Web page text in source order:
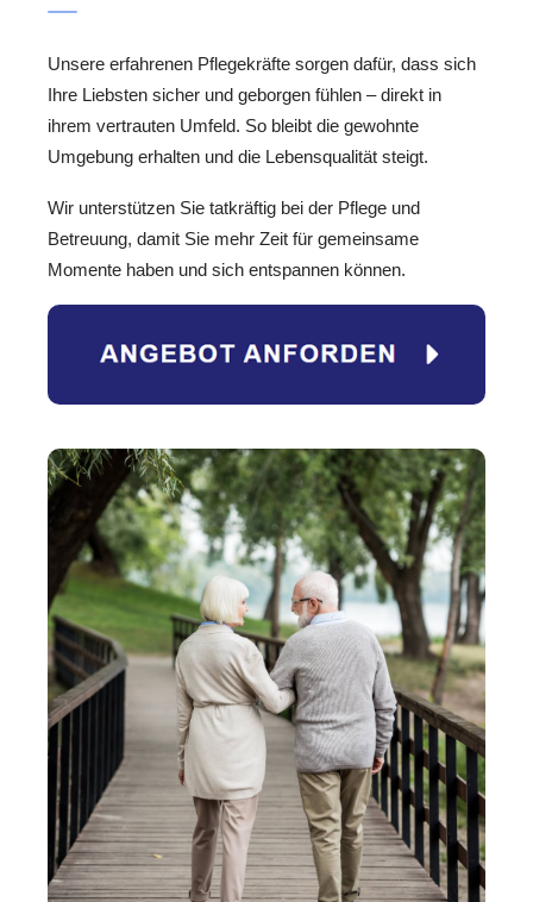
Unsere erfahrenen Pflegekräfte sorgen dafür, dass sich
Ihre Liebsten sicher und geborgen fühlen – direkt in
ihrem vertrauten Umfeld. So bleibt die gewohnte
Umgebung erhalten und die Lebensqualität steigt.
Wir unterstützen Sie tatkräftig bei der Pflege und
Betreuung, damit Sie mehr Zeit für gemeinsame
Momente haben und sich entspannen können.